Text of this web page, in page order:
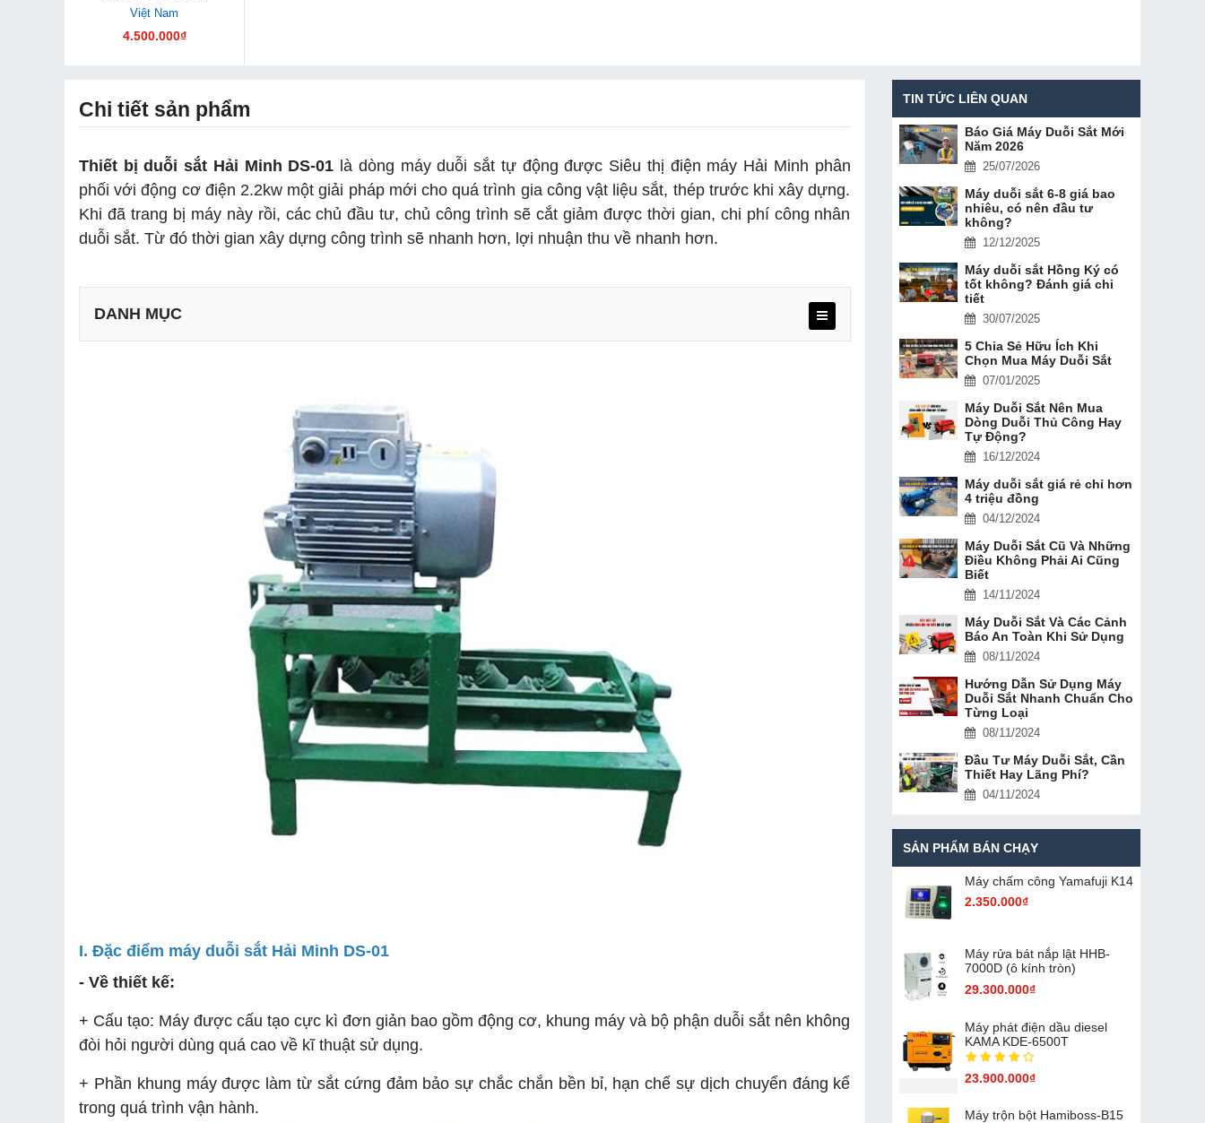
Việt Nam
4.500.000₫
Chi tiết sản phẩm
Thiết bị duỗi sắt Hải Minh DS-01 là dòng máy duỗi sắt tự động được Siêu thị điện máy Hải Minh phân
phối với động cơ điện 2.2kw một giải pháp mới cho quá trình gia công vật liệu sắt, thép trước khi xây dựng.
Khi đã trang bị máy này rồi, các chủ đầu tư, chủ công trình sẽ cắt giảm được thời gian, chi phí công nhân
duỗi sắt. Từ đó thời gian xây dựng công trình sẽ nhanh hơn, lợi nhuận thu về nhanh hơn.
DANH MỤC
I. Đặc điểm máy duỗi sắt Hải Minh DS-01
- Về thiết kế:
+ Cấu tạo: Máy được cấu tạo cực kì đơn giản bao gồm động cơ, khung máy và bộ phận duỗi sắt nên không
đòi hỏi người dùng quá cao về kĩ thuật sử dụng.
+ Phần khung máy được làm từ sắt cứng đảm bảo sự chắc chắn bền bỉ, hạn chế sự dịch chuyển đáng kể
trong quá trình vận hành.
TIN TỨC LIÊN QUAN
Báo Giá Máy Duỗi Sắt Mới
Năm 2026
25/07/2026
Máy duỗi sắt 6-8 giá bao
nhiêu, có nên đầu tư
không?
12/12/2025
Máy duỗi sắt Hồng Ký có
tốt không? Đánh giá chi
tiết
30/07/2025
5 Chia Sẻ Hữu Ích Khi
Chọn Mua Máy Duỗi Sắt
07/01/2025
Máy Duỗi Sắt Nên Mua
Dòng Duỗi Thủ Công Hay
Tự Động?
16/12/2024
Máy duỗi sắt giá rẻ chỉ hơn
4 triệu đồng
04/12/2024
Máy Duỗi Sắt Cũ Và Những
Điều Không Phải Ai Cũng
Biết
14/11/2024
Máy Duỗi Sắt Và Các Cảnh
Báo An Toàn Khi Sử Dụng
08/11/2024
Hướng Dẫn Sử Dụng Máy
Duỗi Sắt Nhanh Chuẩn Cho
Từng Loại
08/11/2024
Đầu Tư Máy Duỗi Sắt, Cần
Thiết Hay Lãng Phí?
04/11/2024
SẢN PHẨM BÁN CHẠY
Máy chấm cô​ng Yamafuji K14
2.350.000₫
Máy rửa bát nắp lật HHB-
7000D (ô kính tròn)
29.300.000₫
Máy phát điện dầu diesel
KAMA KDE-6500T
23.900.000₫
Máy trộn bột Hamiboss-B15